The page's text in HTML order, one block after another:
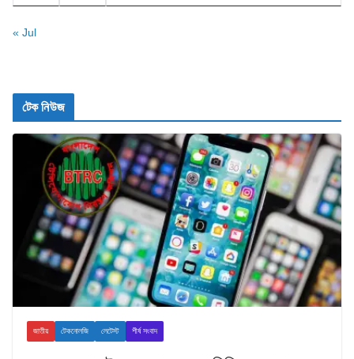
« Jul
টেক নিউজ
জাতীয় টেকনোলজি লেটেস্ট শীর্ষ সংবাদ